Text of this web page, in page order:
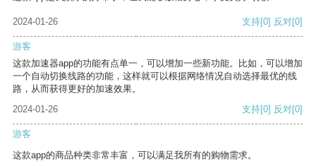
2024-01-26 支持[0] 反对[0]
游客
这款加速器app的功能有点单一，可以增加一些新功能。比如，可以增加
一个自动切换线路的功能，这样就可以根据网络情况自动选择最优的线
路，从而获得更好的加速效果。
2024-01-26
支持[0] 反对[0]
游客
这款app的商品种类非常丰富，可以满足我所有的购物需求。